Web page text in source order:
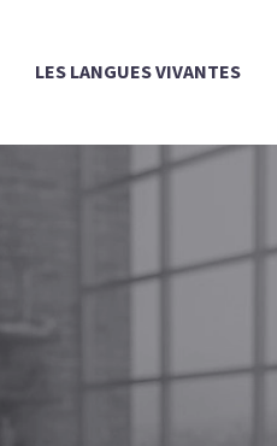
LES LANGUES VIVANTES